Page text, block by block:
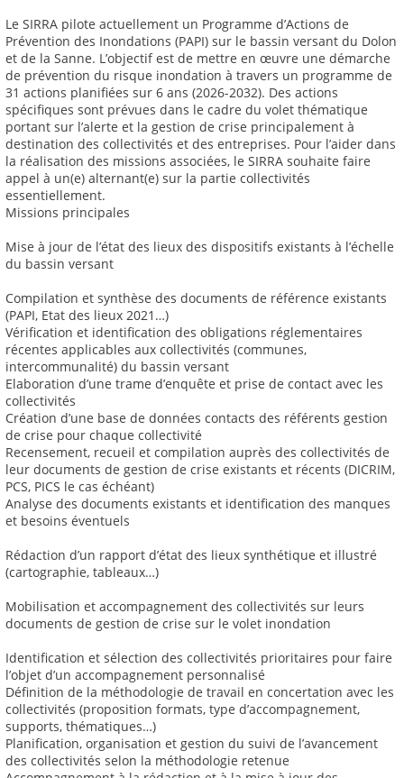
Le SIRRA pilote actuellement un Programme d’Actions de
Prévention des Inondations (PAPI) sur le bassin versant du Dolon
et de la Sanne. L’objectif est de mettre en œuvre une démarche
de prévention du risque inondation à travers un programme de
31 actions planifiées sur 6 ans (2026-2032). Des actions
spécifiques sont prévues dans le cadre du volet thématique
portant sur l’alerte et la gestion de crise principalement à
destination des collectivités et des entreprises. Pour l’aider dans
la réalisation des missions associées, le SIRRA souhaite faire
appel à un(e) alternant(e) sur la partie collectivités
essentiellement.
Missions principales
Mise à jour de l’état des lieux des dispositifs existants à l’échelle
du bassin versant
Compilation et synthèse des documents de référence existants
(PAPI, Etat des lieux 2021…)
Vérification et identification des obligations réglementaires
récentes applicables aux collectivités (communes,
intercommunalité) du bassin versant
Elaboration d’une trame d’enquête et prise de contact avec les
collectivités
Création d’une base de données contacts des référents gestion
de crise pour chaque collectivité
Recensement, recueil et compilation auprès des collectivités de
leur documents de gestion de crise existants et récents (DICRIM,
PCS, PICS le cas échéant)
Analyse des documents existants et identification des manques
et besoins éventuels
Rédaction d’un rapport d’état des lieux synthétique et illustré
(cartographie, tableaux…)
Mobilisation et accompagnement des collectivités sur leurs
documents de gestion de crise sur le volet inondation
Identification et sélection des collectivités prioritaires pour faire
l’objet d’un accompagnement personnalisé
Définition de la méthodologie de travail en concertation avec les
collectivités (proposition formats, type d’accompagnement,
supports, thématiques…)
Planification, organisation et gestion du suivi de l’avancement
des collectivités selon la méthodologie retenue